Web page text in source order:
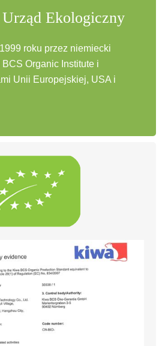
Ekologiczny
roku przez niemiecki
Organic Institute i
Unii Europejskiej, USA i